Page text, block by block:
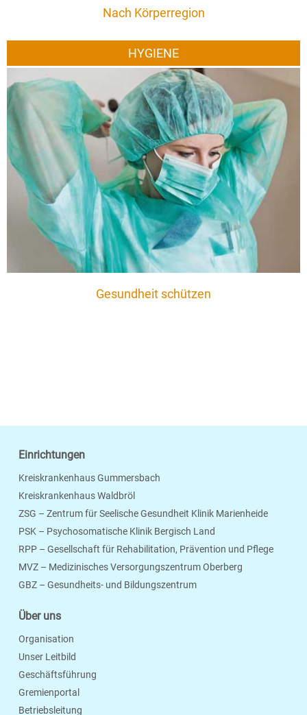
Nach Körperregion
HYGIENE
Gesundheit schützen
Einrichtungen
Kreiskrankenhaus Gummersbach
Kreiskrankenhaus Waldbröl
ZSG – Zentrum für Seelische Gesundheit Klinik Marienheide
PSK – Psychosomatische Klinik Bergisch Land
RPP – Gesellschaft für Rehabilitation, Prävention und Pflege
MVZ – Medizinisches Versorgungszentrum Oberberg
GBZ – Gesundheits- und Bildungszentrum
Über uns
Organisation
Unser Leitbild
Geschäftsführung
Gremienportal
Betriebsleitung